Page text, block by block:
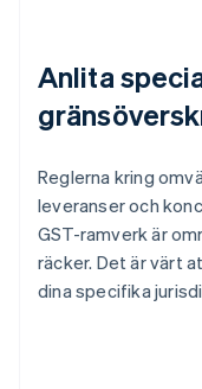
Anlita
Reglerna kring
leveranser och
GST-ramverk är
räcker. Det är värt
dina specifika